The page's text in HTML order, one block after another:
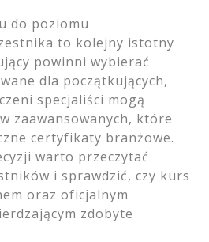
do poziomu
to kolejny istotny
powinni wybierać
dla początkujących,
specjaliści mogą
zaawansowanych, które
certyfikaty branżowe.
warto przeczytać
i sprawdzić, czy kurs
oraz oficjalnym
zdobyte